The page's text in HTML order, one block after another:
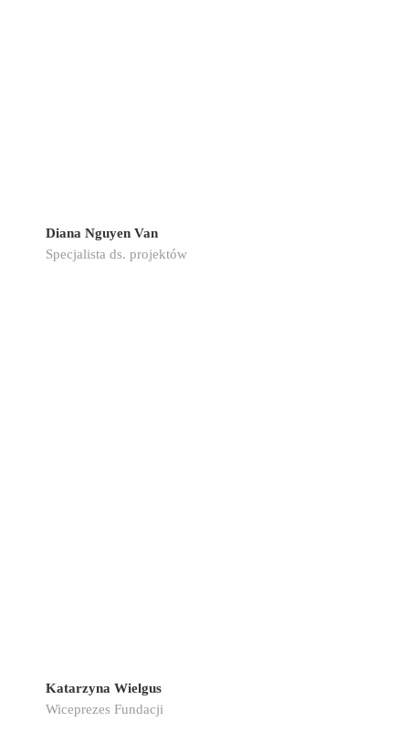
Diana Nguyen Van
Specjalista ds. projektów
Katarzyna Wielgus
Wiceprezes Fundacji